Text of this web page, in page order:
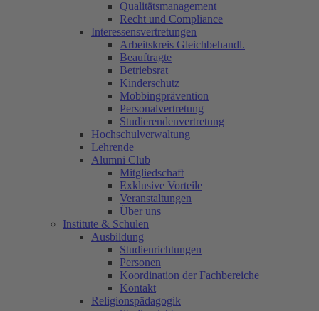
Qualitätsmanagement
Recht und Compliance
Interessensvertretungen
Arbeitskreis Gleichbehandl.
Beauftragte
Betriebsrat
Kinderschutz
Mobbingprävention
Personalvertretung
Studierendenvertretung
Hochschulverwaltung
Lehrende
Alumni Club
Mitgliedschaft
Exklusive Vorteile
Veranstaltungen
Über uns
Institute & Schulen
Ausbildung
Studienrichtungen
Personen
Koordination der Fachbereiche
Kontakt
Religionspädagogik